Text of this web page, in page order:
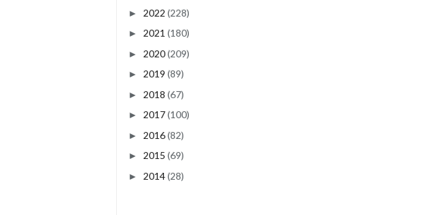
► 2022 (228)
► 2021 (180)
► 2020(209)
► 2019 (89)
► 2018 (67)
► 2017(100)
► 2016(82)
► 2015 (69)
► 2014(28)